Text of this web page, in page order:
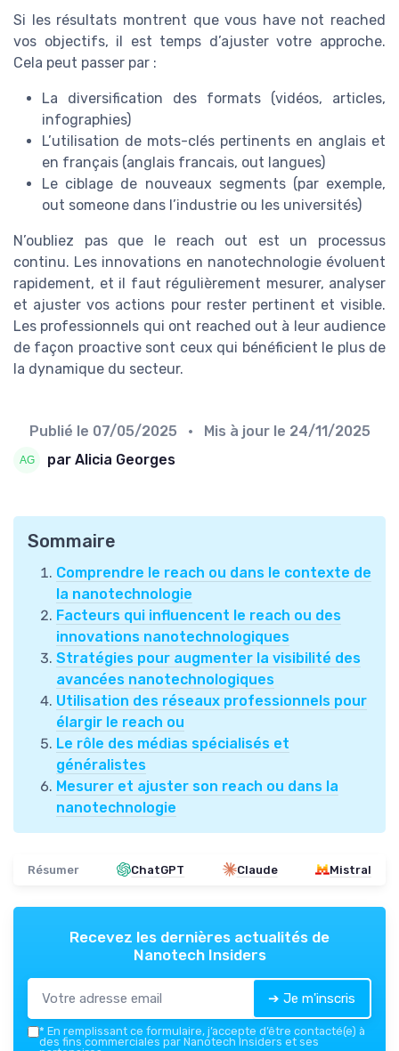
Si les résultats montrent que vous have not reached
vos objectifs, il est temps d’ajuster votre approche.
Cela peut passer par :
La diversification des formats (vidéos, articles,
infographies)
L’utilisation de mots-clés pertinents en anglais et
en français (anglais francais, out langues)
Le ciblage de nouveaux segments (par exemple,
out someone dans l’industrie ou les universités)
N’oubliez pas que le reach out est un processus
continu. Les innovations en nanotechnologie évoluent
rapidement, et il faut régulièrement mesurer, analyser
et ajuster vos actions pour rester pertinent et visible.
Les professionnels qui ont reached out à leur audience
de façon proactive sont ceux qui bénéficient le plus de
la dynamique du secteur.
Publié le 07/05/2025 • Mis à jour le 24/11/2025
par Alicia Georges
Sommaire
Comprendre le reach ou dans le contexte de
la nanotechnologie
Facteurs qui influencent le reach ou des
innovations nanotechnologiques
Stratégies pour augmenter la visibilité des
avancées nanotechnologiques
Utilisation des réseaux professionnels pour
élargir le reach ou
Le rôle des médias spécialisés et
généralistes
Mesurer et ajuster son reach ou dans la
nanotechnologie
Résumer ChatGPT Claude Mistral
Recevez les dernières actualités de
Nanotech Insiders
➔ Je m'inscris
* En remplissant ce formulaire, j’accepte d’être contacté(e) à
des fins commerciales par Nanotech Insiders et ses